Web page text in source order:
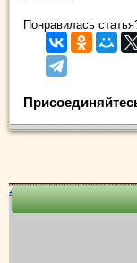
Понравилась